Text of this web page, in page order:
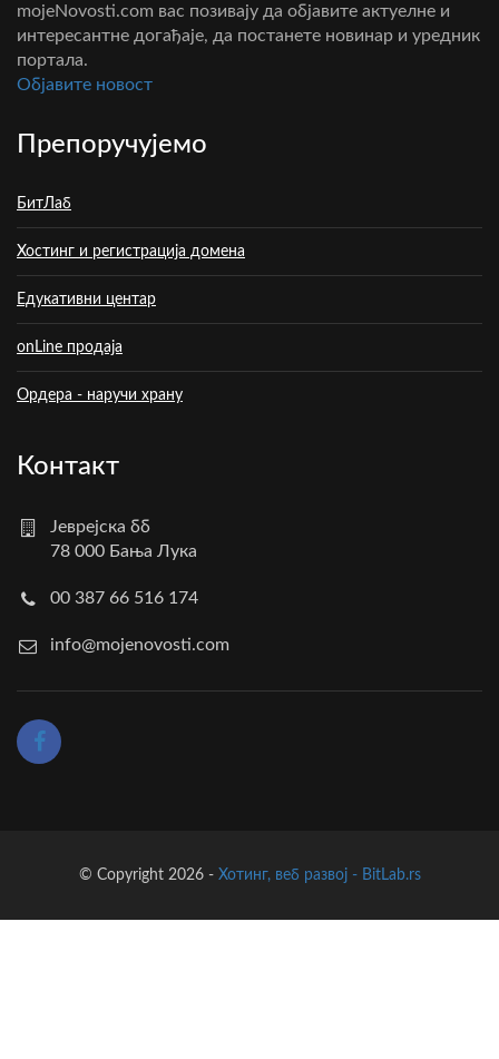
mojeNovosti.com вас позивају да објавите актуелне и
интересантне догађаје, да постанете новинар и уредник
портала.
Oбјавите новост
Препоручујемо
БитЛаб
Хостинг и регистрација домена
Едукативни центар
onLine продаја
Ордера - наручи храну
Контакт
Јеврејска бб
78 000 Бања Лука
00 387 66 516 174
info@mojenovosti.com
© Copyright 2026 - Хотинг, веб развој - BitLab.rs